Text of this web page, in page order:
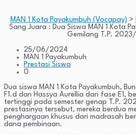
MAN 1 Kota Payakumbuh (Vocapay) >
Sang Juara : Dua Siswa MAN 1 Kota
Gemilang T.P.
25/06/2024
MAN 1 Payakumbuh
Prestasi Siswa
0
Dua siswa MAN 1 Kota Payakumbuh,
F1.d dan Hassya Aurellia dari fase E1,
tertinggi pada semester genap T.P.
prestasinya tersebut, mereka berdua
penghargaan khusus dari madrasah
dana pembinaan.